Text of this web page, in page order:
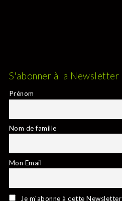
S'abonner à la Newsletter
Prénom
Nom de famille
Mon Email
Je m'abonne à cette Newsletter